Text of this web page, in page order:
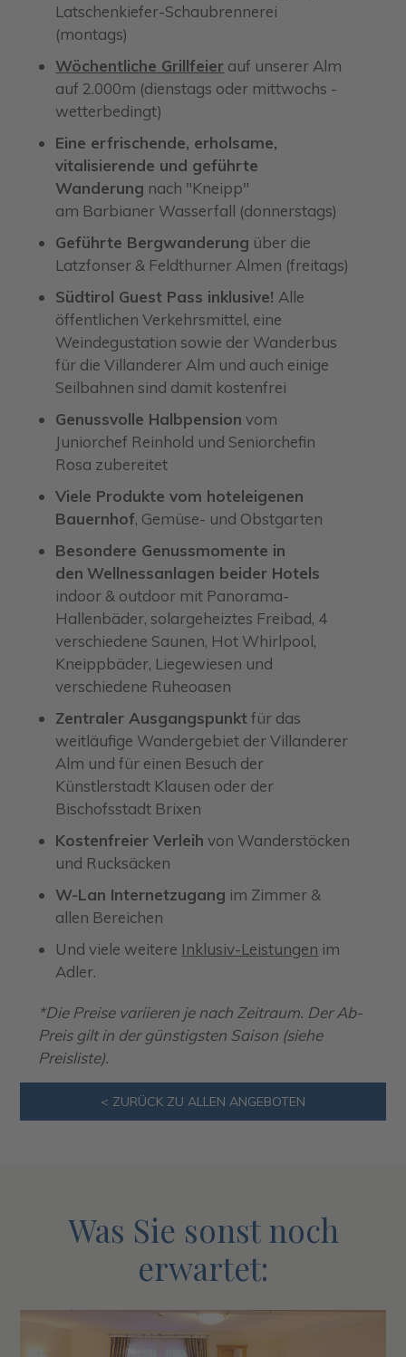
Latschenkiefer-Schaubrennerei
(montags)
Wöchentliche Grillfeier auf unserer Alm
auf 2.000m (dienstags oder mittwochs -
wetterbedingt)
Eine erfrischende, erholsame,
vitalisierende und geführte
Wanderung nach "Kneipp"
am Barbianer Wasserfall (donnerstags)
Geführte Bergwanderung über die
Latzfonser & Feldthurner Almen (freitags)
Südtirol Guest Pass inklusive! Alle
öffentlichen Verkehrsmittel, eine
Weindegustation sowie der Wanderbus
für die Villanderer Alm und auch einige
Seilbahnen sind damit kostenfrei
Genussvolle Halbpension vom
Juniorchef Reinhold und Seniorchefin
Rosa zubereitet
Viele Produkte vom hoteleigenen
Bauernhof, Gemüse- und Obstgarten
Besondere Genussmomente in
den Wellnessanlagen beider Hotels
indoor & outdoor mit Panorama-
Hallenbäder, solargeheiztes Freibad, 4
verschiedene Saunen, Hot Whirlpool,
Kneippbäder, Liegewiesen und
verschiedene Ruheoasen
Zentraler Ausgangspunktfür das
weitläufige Wandergebiet der Villanderer
Alm und für einen Besuch der
Künstlerstadt Klausen oder der
Bischofsstadt Brixen
Kostenfreier Verleih von Wanderstöcken
und Rucksäcken
W-Lan Internetzugang im Zimmer &
allen Bereichen
Und viele weitere Inklusiv-Leistungen im
Adler.
*Die Preise variieren je nach Zeitraum. Der Ab-
Preis gilt in der günstigsten Saison (siehe
Preisliste).
< ZURÜCK ZU ALLEN ANGEBOTEN
Was Sie sonst noch
erwartet: